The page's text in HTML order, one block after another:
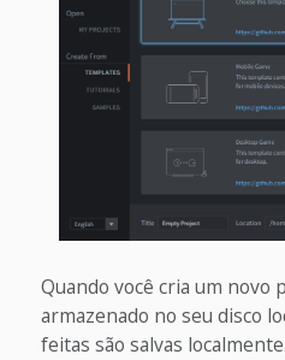
Quando você cria um novo
armazenado no seu disco
feitas são salvas localmente.